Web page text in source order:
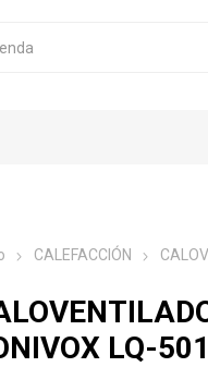
CALEFACCIÓN
LQ-501